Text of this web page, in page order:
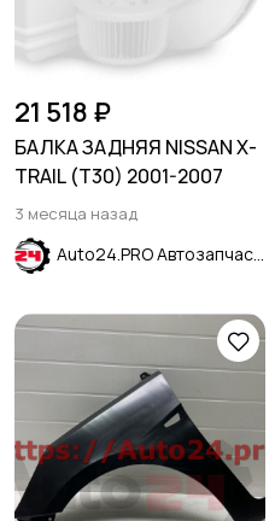
21 518 ₽
БАЛКА ЗАДНЯЯ NISSAN X-
TRAIL (Т30) 2001-2007
3 месяца назад
Auto24.PRO Автозапчасти